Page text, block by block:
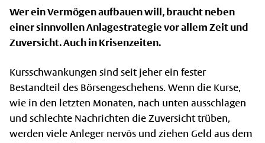
Wer ein Vermögen aufbauen will, braucht neben
einer sinnvollen Anlagestrategie vor allem Zeit und
Zuversicht. Auch in Krisenzeiten.
Kursschwankungen sind seit jeher ein fester
Bestandteil des Börsengeschehens. Wenn die Kurse,
wie in den letzten Monaten, nach unten ausschlagen
und schlechte Nachrichten die Zuversicht trüben,
werden viele Anleger nervös und ziehen Geld aus dem